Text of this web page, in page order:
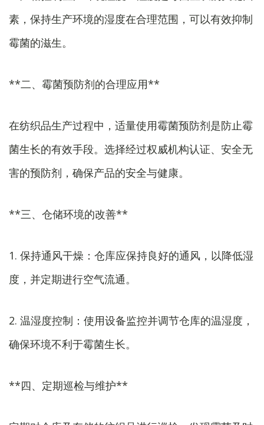
素，保持生产环境的湿度在合理范围，可以有效抑制
霉菌的滋生。
**二、霉菌预防剂的合理应用**
在纺织品生产过程中，适量使用霉菌预防剂是防止霉
菌生长的有效手段。选择经过权威机构认证、安全无
害的预防剂，确保产品的安全与健康。
**三、仓储环境的改善**
1. 保持通风干燥：仓库应保持良好的通风，以降低湿
度，并定期进行空气流通。
2. 温湿度控制：使用设备监控并调节仓库的温湿度，
确保环境不利于霉菌生长。
**四、定期巡检与维护**